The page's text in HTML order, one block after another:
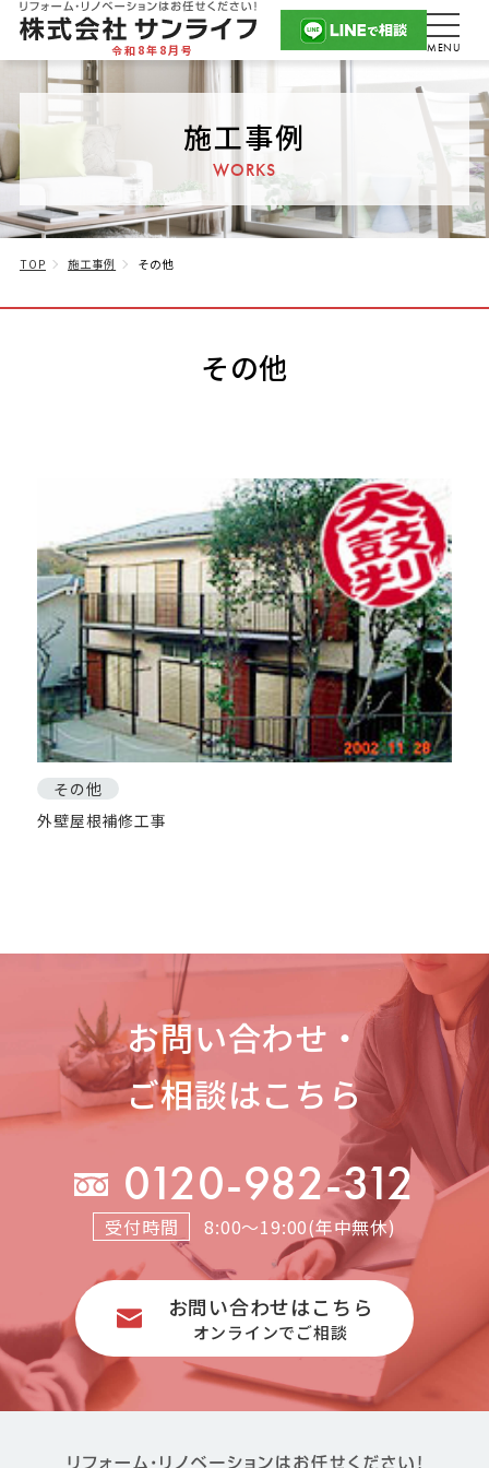
令和8年8月号
施工事例
WORKS
TOP 施工事例 その他
その他
その他
外壁屋根補修工事
お問い合わせ・
ご相談はこちら
0120-982-312
受付時間 8:00～19:00(年中無休)
お問い合わせはこちら
オンラインでご相談